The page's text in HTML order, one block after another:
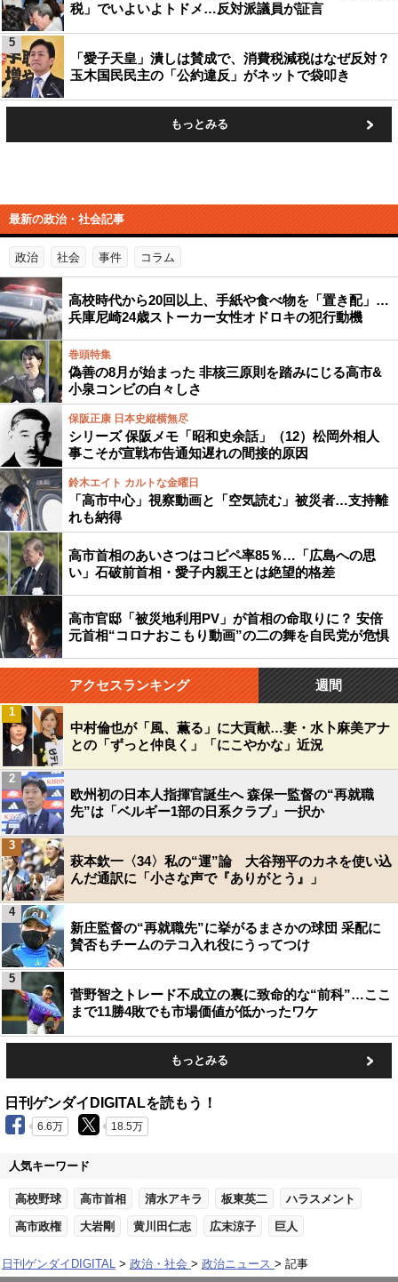
税」でいよいよトドメ…反対派議員が証言
「愛子天皇」潰しは賛成で、消費税減税はなぜ反対？
玉木国民民主の「公約違反」がネットで袋叩き
5
もっとみる
最新の政治・社会記事
政治 社会 事件 コラム
高校時代から20回以上、手紙や食べ物を「置き配」…
兵庫尼崎24歳ストーカー女性オドロキの犯行動機
巻頭特集
偽善の8月が始まった 非核三原則を踏みにじる高市&
小泉コンビの白々しさ
保阪正康 日本史縦横無尽
シリーズ 保阪メモ「昭和史余話」（12）松岡外相人
事こそが宣戦布告通知遅れの間接的原因
鈴木エイト カルトな金曜日
「高市中心」視察動画と「空気読む」被災者…支持離
れも納得
高市首相のあいさつはコピペ率85％…「広島への思
い」石破前首相・愛子内親王とは絶望的格差
高市官邸「被災地利用PV」が首相の命取りに？ 安倍
元首相“コロナおこもり動画”の二の舞を自民党が危惧
アクセスランキング 週間
中村倫也が「風、薫る」に大貢献…妻・水卜麻美アナ
との「ずっと仲良く」「にこやかな」近況
1
欧州初の日本人指揮官誕生へ 森保一監督の“再就職
先”は「ベルギー1部の日系クラブ」一択か
2
萩本欽一〈34〉私の“運”論 大谷翔平のカネを使い込
んだ通訳に「小さな声で『ありがとう』」
3
新庄監督の“再就職先”に挙がるまさかの球団 采配に
賛否もチームのテコ入れ役にうってつけ
4
菅野智之トレード不成立の裏に致命的な“前科”…ここ
まで11勝4敗でも市場価値が低かったワケ
5
もっとみる
日刊ゲンダイDIGITALを読もう！
6.6万 18.5万
人気キーワード
高校野球 高市首相 清水アキラ 板東英二 ハラスメント
高市政権 大岩剛 黄川田仁志 広末涼子 巨人
日刊ゲンダイDIGITAL 政治・社会 政治ニュース 記事